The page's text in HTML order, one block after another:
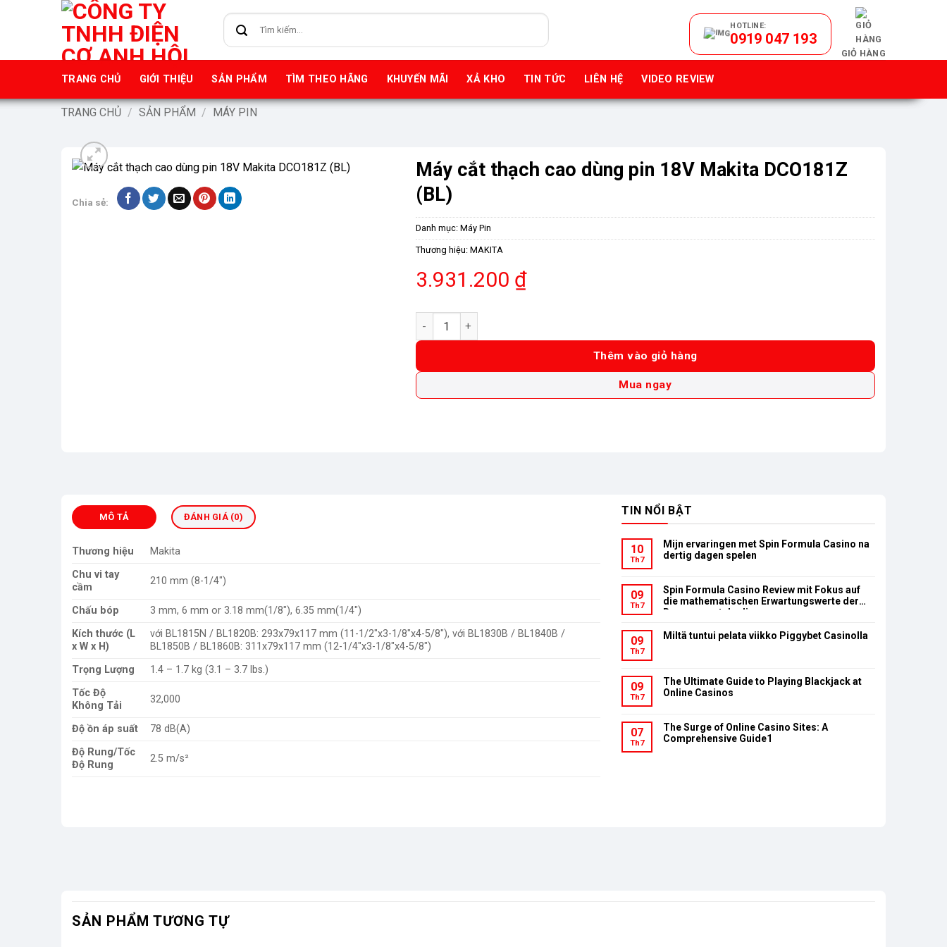
dung
Tìm
kiếm:
HOTLINE:
0919 047 193
GIỎ HÀNG
TRANG CHỦ GIỚI THIỆU SẢN PHẨM TÌM THEO HÃNG KHUYẾN MÃI XẢ KHO TIN TỨC LIÊN HỆ VIDEO REVIEW
TRANG CHỦ / SẢN PHẨM / MÁY PIN
Chia sẻ:
Máy cắt thạch cao dùng pin 18V Makita DCO181Z
(BL)
Danh mục: Máy Pin
Thương hiệu: MAKITA
3.931.200 ₫
Máy cắt thạch cao dùng pin 18V Makita DCO181Z (BL) số lượng
Thêm vào giỏ hàng
Mua ngay
MÔ TẢ ĐÁNH GIÁ (0)
Thương hiệu
Makita
Chu vi tay
cầm
210 mm (8-1/4″)
Chấu bóp
3 mm, 6 mm or 3.18 mm(1/8″), 6.35 mm(1/4″)
Kích thước (L
x W x H)
với BL1815N / BL1820B: 293x79x117 mm (11-1/2″x3-1/8″x4-5/8″), với BL1830B / BL1840B /
BL1850B / BL1860B: 311x79x117 mm (12-1/4″x3-1/8″x4-5/8″)
Trọng Lượng
1.4 – 1.7 kg (3.1 – 3.7 lbs.)
Tốc Độ
Không Tải
32,000
Độ ồn áp suất
78 dB(A)
Độ Rung/Tốc
Độ Rung
2.5 m/s²
TIN NỔI BẬT
10
Th7
Mijn ervaringen met Spin Formula Casino na
dertig dagen spelen
09
Th7
Spin Formula Casino Review mit Fokus auf
die mathematischen Erwartungswerte der
Bonusumsatzbedingungen
09
Th7
Miltä tuntui pelata viikko Piggybet Casinolla
09
Th7
The Ultimate Guide to Playing Blackjack at
Online Casinos
07
Th7
The Surge of Online Casino Sites: A
Comprehensive Guide1
SẢN PHẨM TƯƠNG TỰ